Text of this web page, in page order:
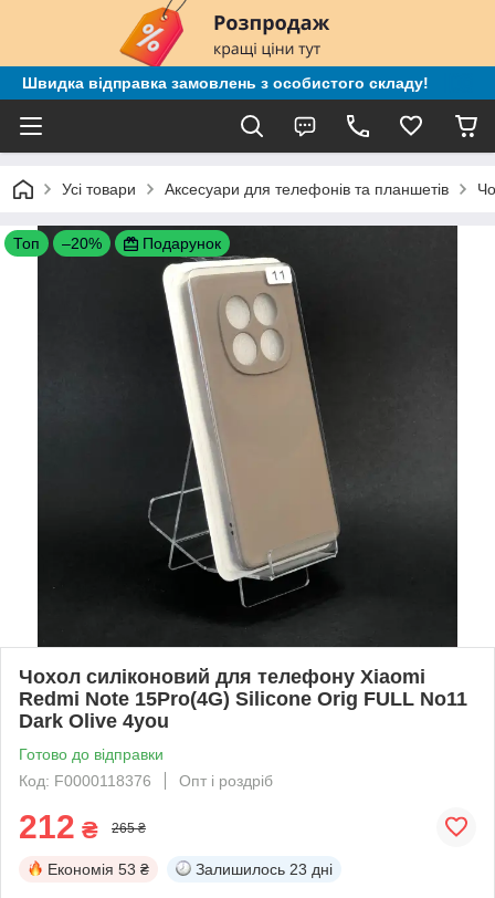
Швидка відправка замовлень з особистого складу!
Усі товари Аксесуари для телефонів та планшетів
Топ –20% Подарунок
Чохол силіконовий для телефону Xiaomi
Redmi Note 15Pro(4G) Silicone Orig FULL No11
Dark Olive 4you
Готово до відправки
Код: F0000118376
Опт і роздріб
212 ₴ 265 ₴
Економія 53 ₴ Залишилось 23 дні